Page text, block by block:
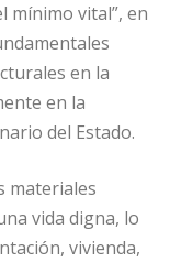
mínimo vital”, en
en la
en la
del Estado.
materiales
vida digna, lo
vivienda,